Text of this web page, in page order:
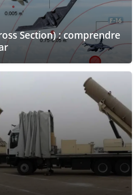
Section) : comprendre